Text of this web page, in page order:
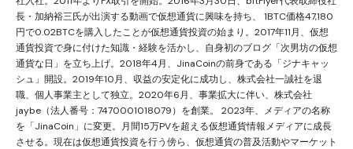
長・加納裕三氏が出演する動画で仮想通貨に興味を持ち、 1BTC価格47,180
円で0.02BTCを購入したことが仮想通貨投資の始まり。2017年11月、仮想
通貨投資で身に付けた知識・経験を活かし、自身初のブログ「次男坊の仮想
通貨な日」を立ち上げ。2018年4月、JinaCoinの前身である「ジナキャッ
シュ」開設。2019年10月、収益の安定化に成功し、株式会社一誠社を退
職、個人事業主として独立。2020年6月、事業拡大に伴い、株式会社
jaybe（法人番号：7470001018079）を創業。 2023年、メディアの名称
を「JinaCoin」に変更。月間15万PVを超える仮想通貨情報メディアに成長
させる。現在は仮想通貨投資を行う傍ら、仮想通貨の普及活動やマーケット